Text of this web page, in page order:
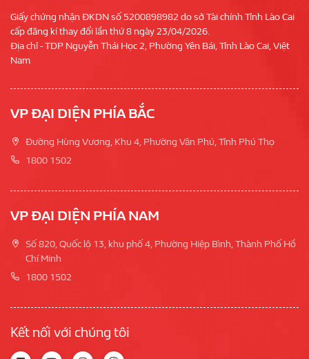
Giấy chứng nhận ĐKDN số 5200898982 do sở Tài chính Tỉnh Lào Cai
cấp đăng kí thay đổi lần thứ 8 ngày 23/04/2026.
Địa chỉ - TDP Nguyễn Thái Học 2, Phường Yên Bái, Tỉnh Lào Cai, Việt
Nam
VP ĐẠI DIỆN PHÍA BẮC
Đường Hùng Vương, Khu 4, Phường Vân Phú, Tỉnh Phú Thọ
1800 1502
VP ĐẠI DIỆN PHÍA NAM
Số 820, Quốc lộ 13, khu phố 4, Phường Hiệp Bình, Thành Phố Hồ
Chí Minh
1800 1502
Kết nối với chúng tôi